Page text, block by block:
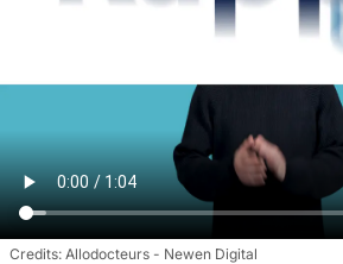
Allodocteurs - Newen Digital